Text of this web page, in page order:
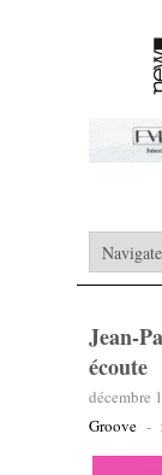
Jean-
écoute
décembre
Groove -